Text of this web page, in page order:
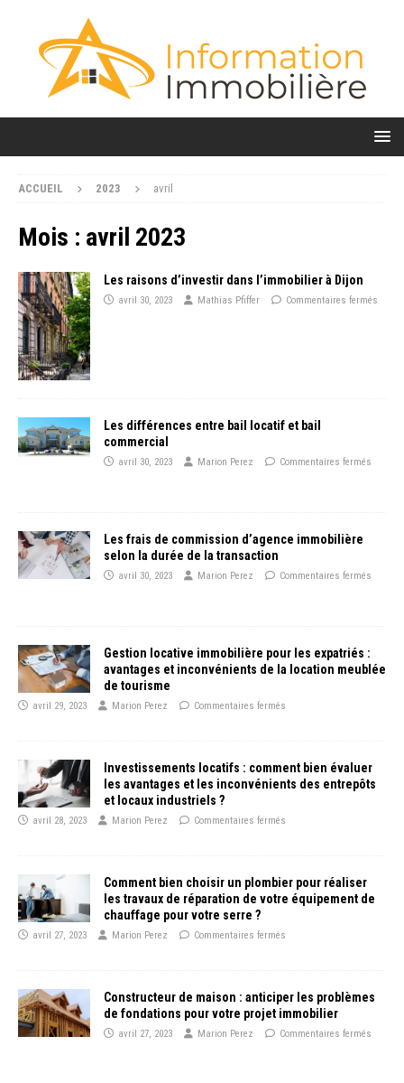
ACCUEIL 2023 avril
Mois : avril 2023
Les raisons d’investir dans l’immobilier à Dijon
avril 30, 2023 Mathias Pfiffer Commentaires fermés
Les différences entre bail locatif et bail
commercial
avril 30, 2023 Marion Perez Commentaires fermés
Les frais de commission d’agence immobilière
selon la durée de la transaction
avril 30, 2023 Marion Perez Commentaires fermés
Gestion locative immobilière pour les expatriés :
avantages et inconvénients de la location meublée
de tourisme
avril 29, 2023 Marion Perez Commentaires fermés
Investissements locatifs : comment bien évaluer
les avantages et les inconvénients des entrepôts
et locaux industriels ?
avril 28, 2023 Marion Perez Commentaires fermés
Comment bien choisir un plombier pour réaliser
les travaux de réparation de votre équipement de
chauffage pour votre serre ?
avril 27, 2023 Marion Perez Commentaires fermés
Constructeur de maison : anticiper les problèmes
de fondations pour votre projet immobilier
avril 27, 2023 Marion Perez Commentaires fermés